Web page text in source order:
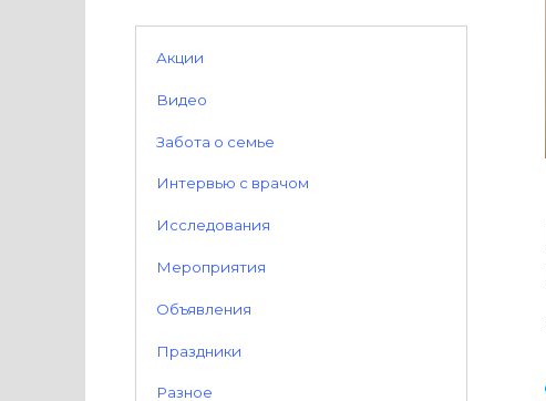
Акции
Видео
Забота о семье
Интервью с врачом
Исследования
Мероприятия
Объявления
Праздники
Разное